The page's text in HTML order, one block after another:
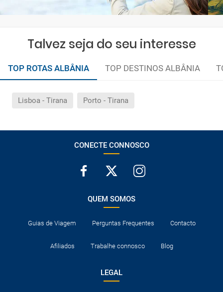
Talvez seja do seu interesse
TOP ROTAS ALBÂNIA TOP DESTINOS ALBÂNIA
Lisboa - Tirana Porto - Tirana
CONECTE CONNOSCO
QUEM SOMOS
Guias de Viagem Perguntas Frequentes Contacto
Afiliados Trabalhe connosco Blog
LEGAL